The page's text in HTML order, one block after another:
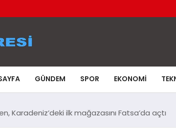
GÜNDEM SPOR EKONOMI
Karadeniz’deki ilk mağazasını Fatsa’da açtı